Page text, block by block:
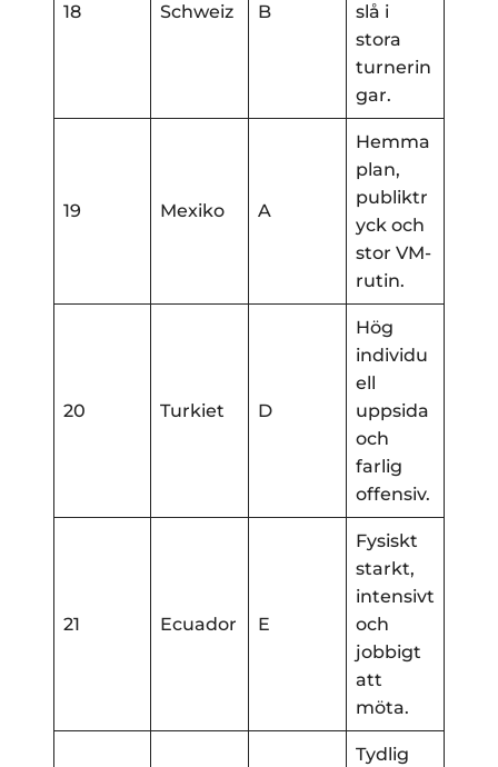
18 Schweiz B
slå i
stora
turnerin
gar.
19 Mexiko A
Hemma
plan,
publiktr
yck och
stor VM-
rutin.
20 Turkiet D
Hög
individu
ell
uppsida
och
farlig
offensiv.
21 Ecuador E
Fysiskt
starkt,
intensivt
och
jobbigt
att
möta.
Tydlig